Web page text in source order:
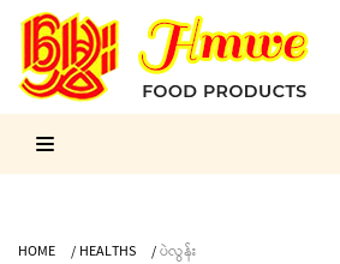
HOME / HEALTHS /ပဲလွန်း